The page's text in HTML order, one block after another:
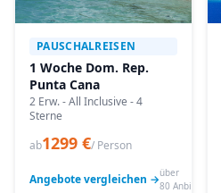
PAUSCHALREISEN
1 Woche Dom. Rep.
Punta Cana
2 Erw. - All Inclusive - 4
Sterne
ab1299 €/ Person
Angebote vergleichen →über
80 Anbieter